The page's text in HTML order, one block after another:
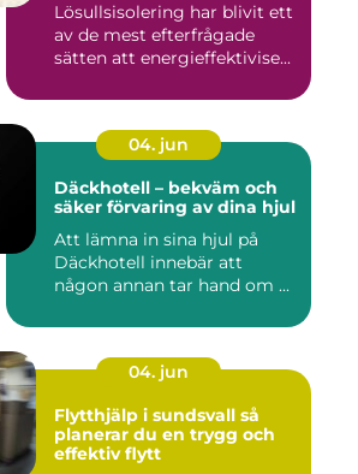
Lösullsisolering har blivit ett
av de mest efterfrågade
sätten att energieffektivise...
04. jun
Däckhotell – bekväm och
säker förvaring av dina hjul
Att lämna in sina hjul på
Däckhotell innebär att
någon annan tar hand om ...
04. jun
Flytthjälp i sundsvall så
planerar du en trygg och
effektiv flytt